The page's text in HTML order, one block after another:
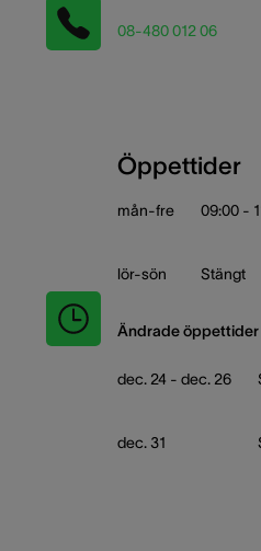
08-480 012 06
Öppettider
mån-fre 09:00 -
lör-sön Stängt
Ändrade öppettider
dec. 24 - dec. 26
dec. 31